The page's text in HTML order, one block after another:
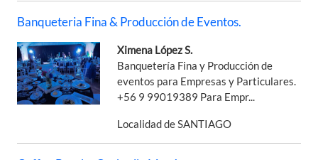
Banqueteria Fina & Producción de Eventos.
Ximena López S.
Banquetería Fina y Producción de
eventos para Empresas y Particulares.
+56 9 99019389 Para Empr...
Localidad de SANTIAGO